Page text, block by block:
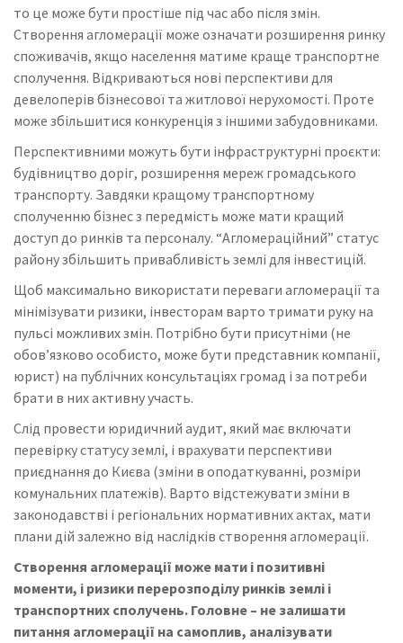
то це може бути простіше під час або після змін.
Створення агломерації може означати розширення ринку
споживачів, якщо населення матиме краще транспортне
сполучення. Відкриваються нові перспективи для
девелоперів бізнесової та житлової нерухомості. Проте
може збільшитися конкуренція з іншими забудовниками.
Перспективними можуть бути інфраструктурні проєкти:
будівництво доріг, розширення мереж громадського
транспорту. Завдяки кращому транспортному
сполученню бізнес з передмість може мати кращий
доступ до ринків та персоналу. “Агломераційний” статус
району збільшить привабливість землі для інвестицій.
Щоб максимально використати переваги агломерації та
мінімізувати ризики, інвесторам варто тримати руку на
пульсі можливих змін. Потрібно бути присутніми (не
обов’язково особисто, може бути представник компанії,
юрист) на публічних консультаціях громад і за потреби
брати в них активну участь.
Слід провести юридичний аудит, який має включати
перевірку статусу землі, і врахувати перспективи
приєднання до Києва (зміни в оподаткуванні, розміри
комунальних платежів). Варто відстежувати зміни в
законодавстві і регіональних нормативних актах, мати
плани дій залежно від наслідків створення агломерації.
Створення агломерації може мати і позитивні
моменти, і ризики перерозподілу ринків землі і
транспортних сполучень. Головне – не залишати
питання агломерації на самоплив, аналізувати